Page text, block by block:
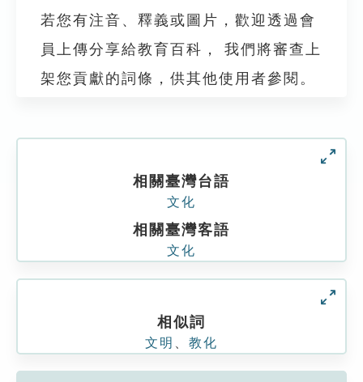
若您有注音、釋義或圖片，歡迎透過會
員上傳分享給教育百科， 我們將審查上
架您貢獻的詞條，供其他使用者參閱。
相關臺灣台語
文化
相關臺灣客語
文化
相似詞
文明 教化